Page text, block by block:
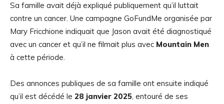
Sa famille avait déjà expliqué publiquement qu’il luttait
contre un cancer. Une campagne GoFundMe organisée par
Mary Fricchione indiquait que Jason avait été diagnostiqué
avec un cancer et qu’il ne filmait plus avec Mountain Men
à cette période.
Des annonces publiques de sa famille ont ensuite indiqué
qu’il est décédé le 28 janvier 2025, entouré de ses